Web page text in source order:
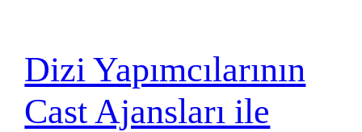
Dizi Yapımcılarının
Cast Ajansları ile